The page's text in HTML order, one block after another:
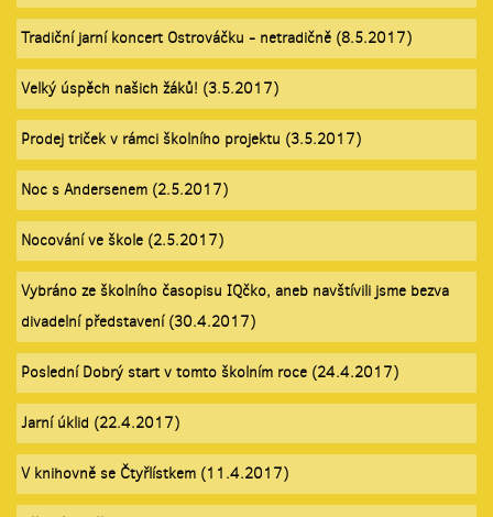
Tradiční jarní koncert Ostrováčku - netradičně (8.5.2017)
Velký úspěch našich žáků! (3.5.2017)
Prodej triček v rámci školního projektu (3.5.2017)
Noc s Andersenem (2.5.2017)
Nocování ve škole (2.5.2017)
Vybráno ze školního časopisu IQčko, aneb navštívili jsme bezva
divadelní představení (30.4.2017)
Poslední Dobrý start v tomto školním roce (24.4.2017)
Jarní úklid (22.4.2017)
V knihovně se Čtyřlístkem (11.4.2017)